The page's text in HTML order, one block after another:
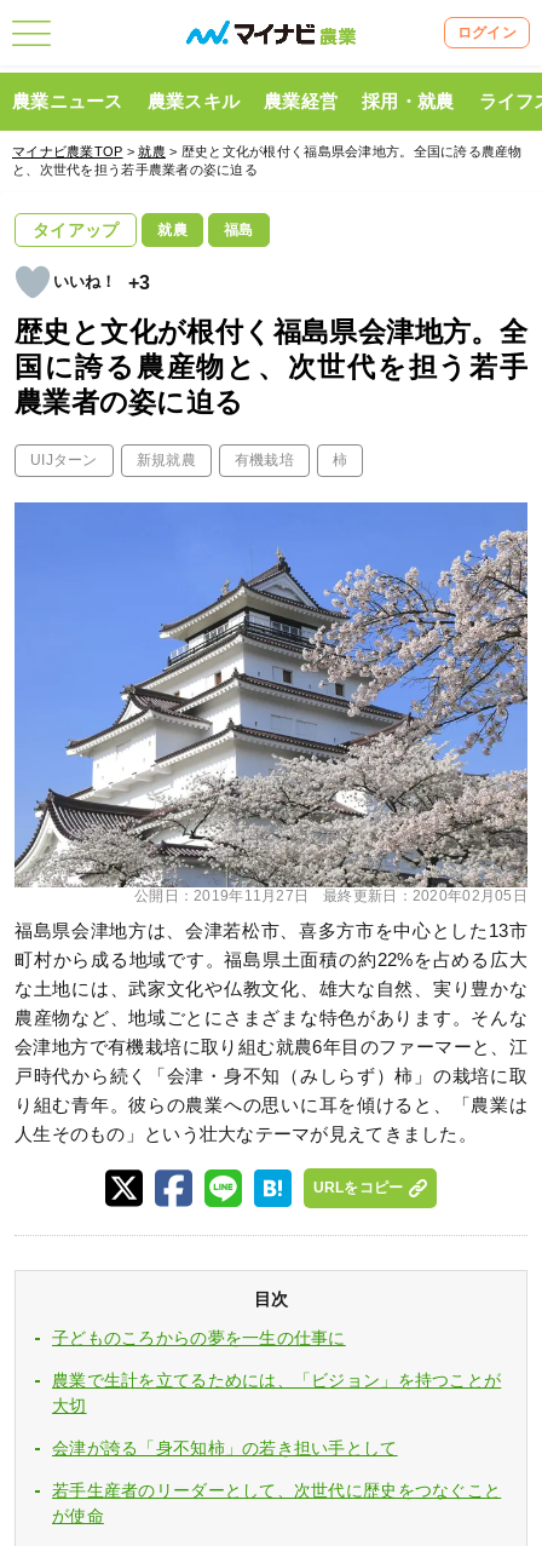
ログイン
農業ニュース 農業スキル 農業経営 採用・就農 ライフ
マイナビ農業TOP >就農 > 歴史と文化が根付く福島県会津地方。全国に誇る農産物
と、次世代を担う若手農業者の姿に迫る
タイアップ 就農 福島
+3
歴史と文化が根付く福島県会津地方。全
国に誇る農産物と、次世代を担う若手
農業者の姿に迫る
UIJターン 新規就農 有機栽培 柿
公開日：2019年11月27日 最終更新日： 2020年02月05日
福島県会津地方は、会津若松市、喜多方市を中心とした13市
町村から成る地域です。福島県土面積の約22%を占める広大
な土地には、武家文化や仏教文化、雄大な自然、実り豊かな
農産物など、地域ごとにさまざまな特色があります。そんな
会津地方で有機栽培に取り組む就農6年目のファーマーと、江
戸時代から続く「会津・身不知（みしらず）柿」の栽培に取
り組む青年。彼らの農業への思いに耳を傾けると、「農業は
人生そのもの」という壮大なテーマが見えてきました。
URLをコピー
目次
子どものころからの夢を一生の仕事に
農業で生計を立てるためには、「ビジョン」を持つことが
大切
会津が誇る「身不知柿」の若き担い手として
若手生産者のリーダーとして、次世代に歴史をつなぐこと
が使命